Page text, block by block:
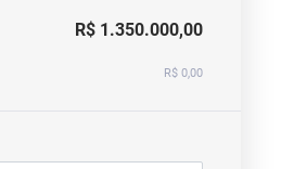
R$ 1.350.000,00
R$ 0,00